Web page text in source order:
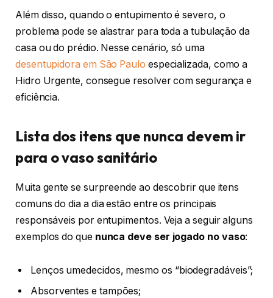
Além disso, quando o entupimento é severo, o
problema pode se alastrar para toda a tubulação da
casa ou do prédio. Nesse cenário, só uma
desentupidora em São Paulo especializada, como a
Hidro Urgente, consegue resolver com segurança e
eficiência.
Lista dos itens que nunca devem ir
para o vaso sanitário
Muita gente se surpreende ao descobrir que itens
comuns do dia a dia estão entre os principais
responsáveis por entupimentos. Veja a seguir alguns
exemplos do que nunca deve ser jogado no vaso:
Lenços umedecidos, mesmo os “biodegradáveis”;
Absorventes e tampões;